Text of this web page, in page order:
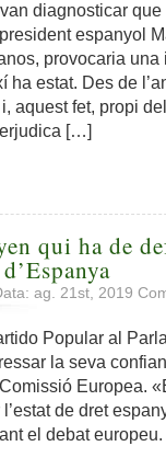
diagnosticar
espanyol
provocaria
ha estat. Des de
aquest fet, propi
[…]
qui ha de
ag. 21st, 2019
Popular al
la seva
Europea.
de dret
el debat